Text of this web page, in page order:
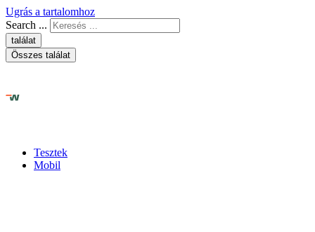
Ugrás a tartalomhoz
Search ...
találat
Összes találat
Tesztek
Mobil